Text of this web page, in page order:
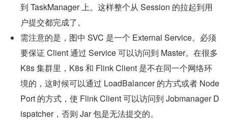
到 TaskManager 上。这样整个从 Session 的拉起到用
户提交都完成了。
需注意的是，图中 SVC 是一个 External Service。必须
要保证 Client 通过 Service 可以访问到 Master。在很多
K8s 集群里，K8s 和 Flink Client 是不在同一个网络环
境的，这时候可以通过 LoadBalancer 的方式或者 Node
Port 的方式，使 Flink Client 可以访问到 Jobmanager D
ispatcher，否则 Jar 包是无法提交的。